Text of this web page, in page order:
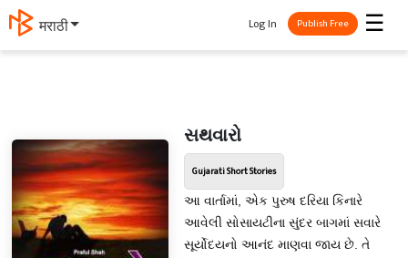
मराठी ☰
Log In Publish Free
સથવારો
Gujarati Short Stories
આ વાર્તામાં, એક પુરુષ દરિયા કિનારે
આવેલી સોસાયટીના સુંદર બાગમાં સવારે
સૂર્યોદયનો આનંદ માણવા જાય છે. તે